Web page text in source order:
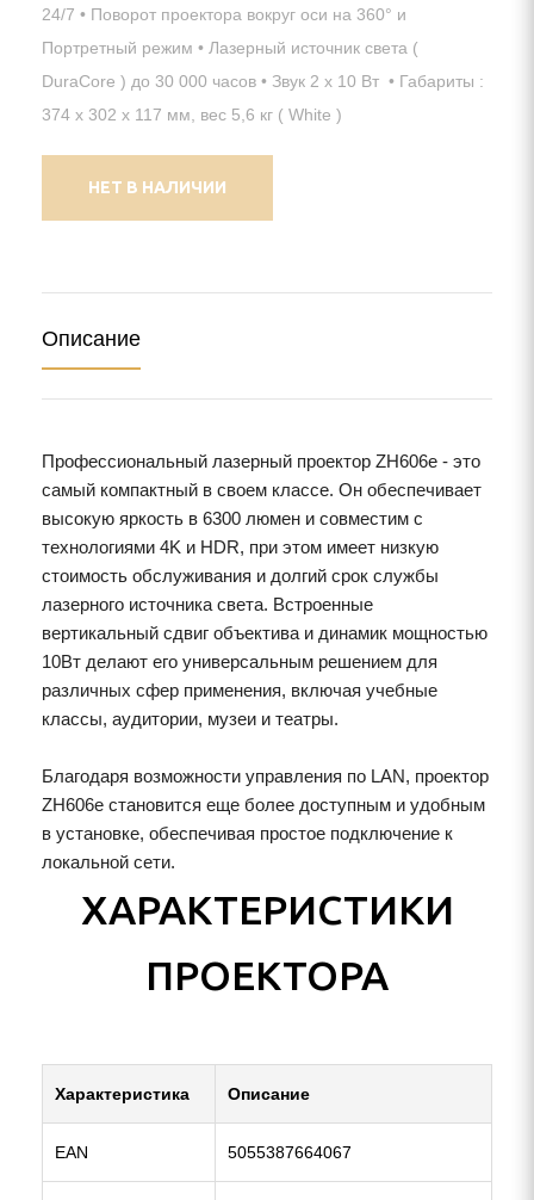
24/7 • Поворот проектора вокруг оси на 360° и
Портретный режим • Лазерный источник света (
DuraCore ) до 30 000 часов • Звук 2 х 10 Вт • Габариты :
374 x 302 x 117 мм, вес 5,6 кг ( White )
НЕТ В НАЛИЧИИ
Описание
Профессиональный лазерный проектор ZH606e - это
самый компактный в своем классе. Он обеспечивает
высокую яркость в 6300 люмен и совместим с
технологиями 4K и HDR, при этом имеет низкую
стоимость обслуживания и долгий срок службы
лазерного источника света. Встроенные
вертикальный сдвиг объектива и динамик мощностью
10Вт делают его универсальным решением для
различных сфер применения, включая учебные
классы, аудитории, музеи и театры.
Благодаря возможности управления по LAN, проектор
ZH606e становится еще более доступным и удобным
в установке, обеспечивая простое подключение к
локальной сети.
ХАРАКТЕРИСТИКИ
ПРОЕКТОРА
Характеристика Описание
EAN 5055387664067